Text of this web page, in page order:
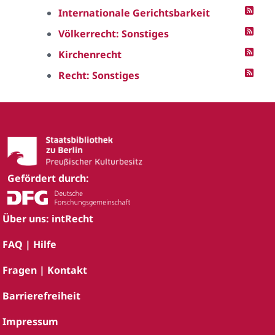
Internationale Gerichtsbarkeit
Völkerrecht: Sonstiges
Kirchenrecht
Recht: Sonstiges
Gefördert durch:
Über uns: intRecht
FAQ | Hilfe
Fragen | Kontakt
Barrierefreiheit
Impressum